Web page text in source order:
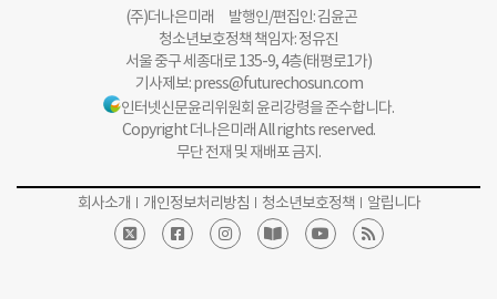
(주)더나은미래 발행인/편집인: 김윤곤
청소년보호정책 책임자: 정유진
서울 중구 세종대로 135-9, 4층(태평로1가)
기사제보:press@futurechosun.com
인터넷신문윤리위원회 윤리강령을 준수합니다.
Copyright 더나은미래 All rights reserved.
무단 전재 및 재배포 금지.
회사소개 개인정보처리방침 청소년보호정책 알립니다